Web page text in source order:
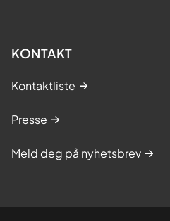
KONTAKT
Kontaktliste
Presse
Meld deg på nyhetsbrev